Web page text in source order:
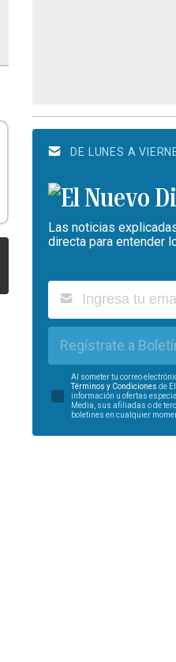
DE LUNES A
Las noticias
directa para entender
Regístrate a
Al someter tu correo
Términos y Condiciones de
información u ofertas
Media, sus afiliadas o de
boletines en cualquier